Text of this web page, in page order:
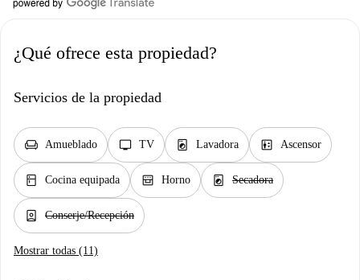
¿Qué ofrece esta propiedad?
Servicios de la propiedad
chair Amueblado tv TV local_laundry_service Lavadora elevator Ascensor
kitchen Cocina equipada oven_gen Horno local_laundry_service Secadora
person_book Conserje/Recepción
Mostrar todas (11)